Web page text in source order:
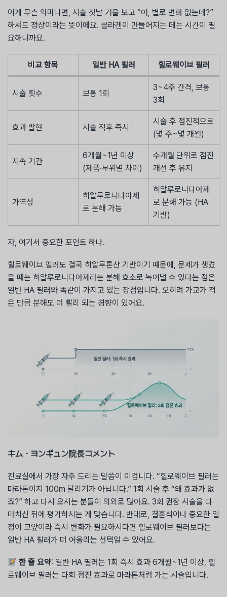
이게 무슨 의미냐면, 시술 첫날 거울 보고 “어, 별로 변화 없는데?”
하셔도 정상이라는 뜻이에요. 콜라겐이 만들어지는 데는 시간이 필
요하니까요.
비교 항목 일반 HA 필러 힐로웨이브 필러
시술 횟수 보통 1회
3~4주 간격, 보통
3회
효과 발현 시술 직후 즉시
시술 후 점진적으로
(몇 주~몇 개월)
지속 기간
6개월~1년 이상
(제품·부위별 차이)
수개월 단위로 점진
개선 후 유지
가역성
히알루로니다아제
로 분해 가능
히알루로니다아제
로 분해 가능 (HA
기반)
자, 여기서 중요한 포인트 하나.
힐로웨이브 필러도 결국 히알루론산 기반이기 때문에, 문제가 생겼
을 때는 히알루로니다아제라는 분해 효소로 녹여낼 수 있다는 점은
일반 HA 필러와 똑같이 가지고 있는 장점입니다. 오히려 가교가 적
은 만큼 분해도 더 빨리 되는 경향이 있어요.
キム・ヨンギュン院長コメント
진료실에서 가장 자주 드리는 말씀이 이겁니다. “힐로웨이브 필러는
마라톤이지 100m 달리기가 아닙니다.” 1회 시술 후 “왜 효과가 없
죠?” 하고 다시 오시는 분들이 의외로 많아요. 3회 권장 시술을 다
마치신 뒤에 평가하시는 게 맞습니다. 반대로, 결혼식이나 중요한 일
정이 코앞이라 즉시 변화가 필요하시다면 힐로웨이브 필러보다는
일반 HA 필러가 더 어울리는 선택일 수 있어요.
한 줄 요약: 일반 HA 필러는 1회 즉시 효과 6개월~1년 이상, 힐
로웨이브 필러는 다회 점진 효과로 마라톤처럼 가는 시술입니다.